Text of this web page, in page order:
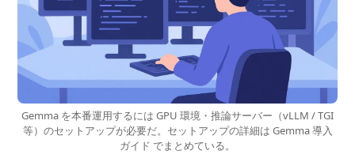
Gemma を本番運用するには GPU 環境・推論サーバー（vLLM / TGI
等）のセットアップが必要だ。セットアップの詳細は Gemma 導入
ガイド でまとめている。